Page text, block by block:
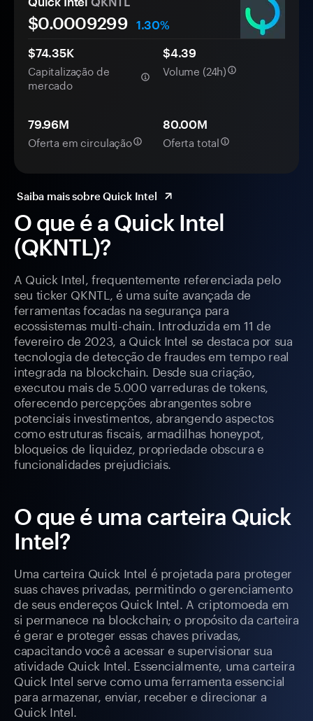
O que é a Quick Intel
(QKNTL)?
A Quick Intel, frequentemente referenciada pelo
seu ticker QKNTL, é uma suíte avançada de
ferramentas focadas na segurança para
ecossistemas multi-chain. Introduzida em 11 de
fevereiro de 2023, a Quick Intel se destaca por sua
tecnologia de detecção de fraudes em tempo real
integrada na blockchain. Desde sua criação,
executou mais de 5.000 varreduras de tokens,
oferecendo percepções abrangentes sobre
potenciais investimentos, abrangendo aspectos
como estruturas fiscais, armadilhas honeypot,
bloqueios de liquidez, propriedade obscura e
funcionalidades prejudiciais.
O que é uma carteira Quick
Intel?
Uma carteira Quick Intel é projetada para proteger
suas chaves privadas, permitindo o gerenciamento
de seus endereços Quick Intel. A criptomoeda em
si permanece na blockchain; o propósito da carteira
é gerar e proteger essas chaves privadas,
capacitando você a acessar e supervisionar sua
atividade Quick Intel. Essencialmente, uma carteira
Quick Intel serve como uma ferramenta essencial
para armazenar, enviar, receber e direcionar a
Quick Intel.
$0.0009299
1.30%
$74.35K
Capitalização de
mercado
$4.39
Volume (24h)
79.96M
Oferta em circulação
80.00M
Oferta total
Saiba mais sobre Quick Intel